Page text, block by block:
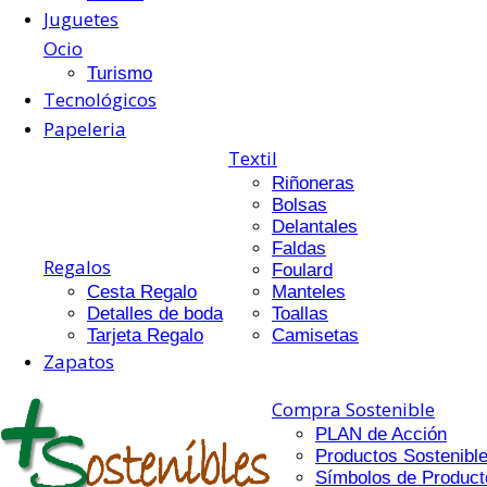
Juguetes
Ocio
Turismo
Tecnológicos
Papeleria
Regalos
Cesta Regalo
Detalles de boda
Tarjeta Regalo
Textil
Riñoneras
Bolsas
Delantales
Faldas
Foulard
Manteles
Toallas
Camisetas
Zapatos
Compra Sostenible
PLAN de Acción
Productos
Símbolos de